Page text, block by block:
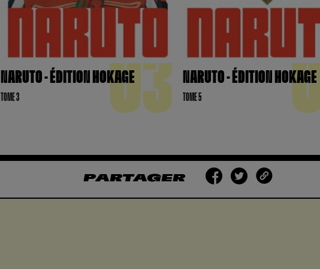
NARUTO - ÉDITION HOKAGE
TOME 3 03 NARUTO - ÉDITION HOKAGE
TOME 5
PARTAGER